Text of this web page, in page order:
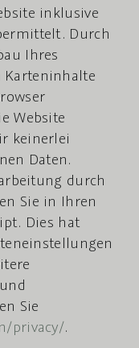
inklusive
Durch
Ihres
Karteninhalte
Website
keinerlei
Daten.
durch
Sie in Ihren
Dies hat
Sie
privacy/.